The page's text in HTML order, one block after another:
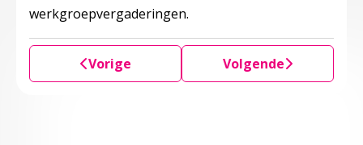
werkgroepvergaderingen.
Vorige Volgende